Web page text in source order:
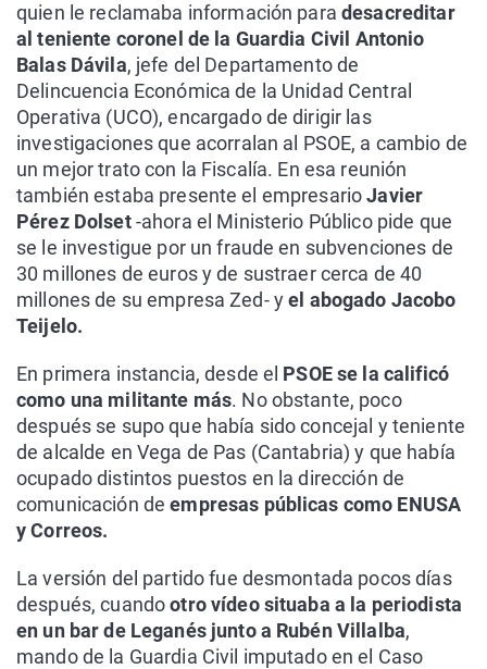
quien le reclamaba información paradesacreditar
al teniente coronel de la Guardia Civil Antonio
Balas Dávila, jefe del Departamento de
Delincuencia Económica de la Unidad Central
Operativa (UCO), encargado de dirigir las
investigaciones que acorralan al PSOE, a cambio de
un mejor trato con la Fiscalía. En esa reunión
también estaba presente el empresarioJavier
Pérez Dolset-ahora el Ministerio Público pide que
se le investigue por un fraude en subvenciones de
30 millones de euros y de sustraer cerca de 40
millones de su empresa Zed- yel abogado Jacobo
Teijelo.
En primera instancia, desde el PSOE se la calificó
como una militante más. No obstante, poco
después se supo que había sido concejal y teniente
de alcalde en Vega de Pas (Cantabria) y que había
ocupado distintos puestos en la dirección de
comunicación deempresas públicas como ENUSA
y Correos.
La versión del partido fue desmontada pocos días
después, cuandootro vídeo situaba a la periodista
en un bar de Leganés junto a Rubén Villalba,
mando de la Guardia Civil imputado en el Caso